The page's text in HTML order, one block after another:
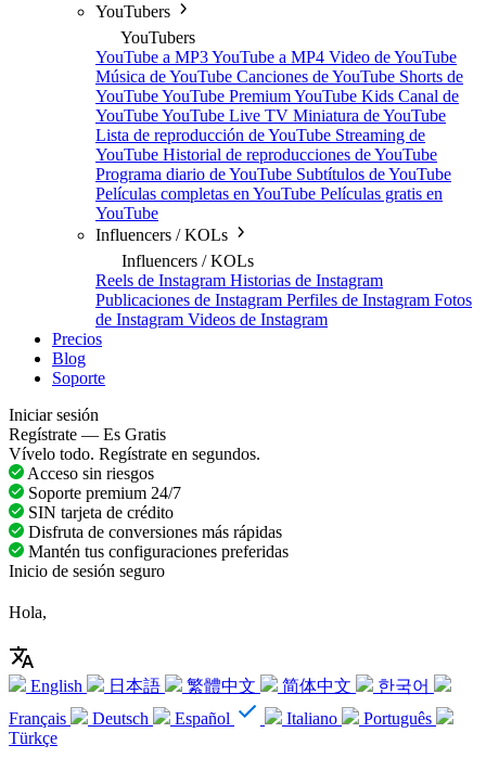
YouTubers
YouTubers
YouTube a MP3YouTube a MP4 Video de YouTube
Música de YouTube Canciones de YouTube Shorts de
YouTubeYouTube PremiumYouTube Kids Canal de
YouTubeYouTube Live TV Miniatura de YouTube
Lista de reproducción de YouTube Streaming de
YouTube Historial de reproducciones de YouTube
Programa diario de YouTube Subtítulos de YouTube
Películas completas en YouTube Películas gratis en
YouTube
Influencers / KOLs
Influencers / KOLs
Reels de Instagram Historias de Instagram
Publicaciones de Instagram Perfiles de Instagram Fotos
de Instagram Videos de Instagram
Precios
Blog
Soporte
Iniciar sesión
Regístrate — Es Gratis
Vívelo todo. Regístrate en segundos.
Acceso sin riesgos
Soporte premium 24/7
SIN tarjeta de crédito
Disfruta de conversiones más rápidas
Mantén tus configuraciones preferidas
Inicio de sesión seguro
Hola,
English 日本語 繁體中文 简体中文
한국어
Français
Deutsch Español Italiano
Português
Türkçe